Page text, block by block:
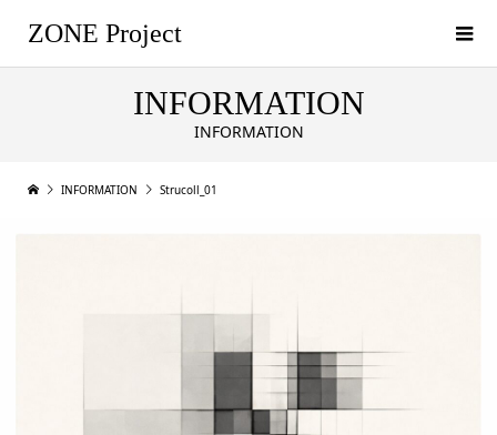
ZONE Project
INFORMATION
INFORMATION
INFORMATION Strucoll_01